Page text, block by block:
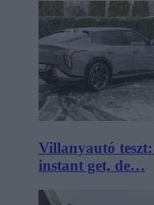
Villanyautó
instant get, de…